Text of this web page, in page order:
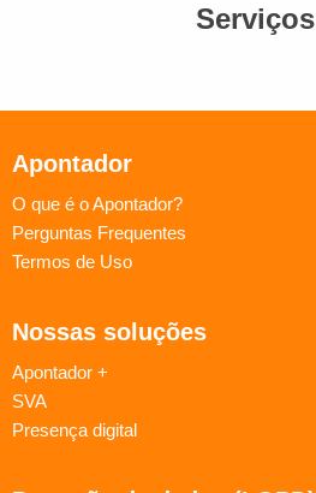
Serviços
Apontador
O que é o Apontador?
Perguntas Frequentes
Termos de Uso
Nossas soluções
Apontador +
SVA
Presença digital